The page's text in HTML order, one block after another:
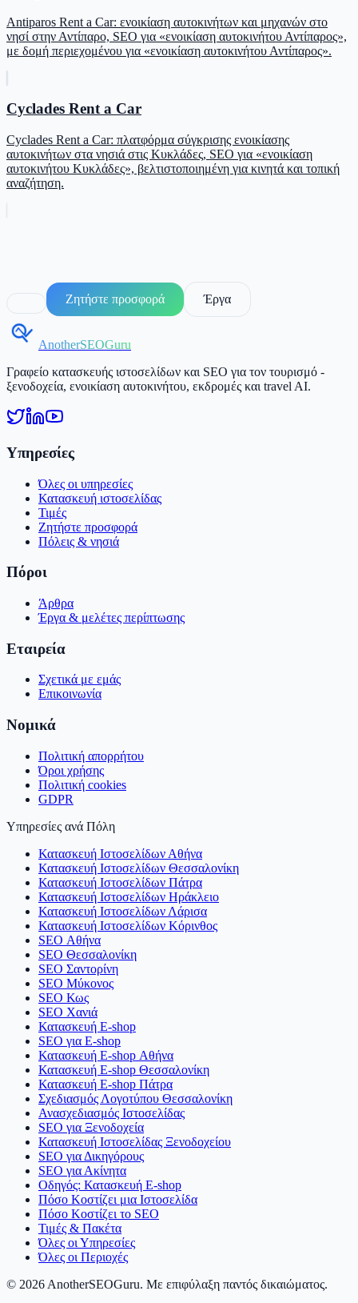
Antiparos Rent a Car: ενοικίαση αυτοκινήτων και μηχανών στο
νησί στην Αντίπαρο, SEO για «ενοικίαση αυτοκινήτου Αντίπαρος»,
με δομή περιεχομένου για «ενοικίαση αυτοκινήτου Αντίπαρος».
Cyclades Rent a Car
Cyclades Rent a Car: πλατφόρμα σύγκρισης ενοικίασης
αυτοκινήτων στα νησιά στις Κυκλάδες, SEO για «ενοικίαση
αυτοκινήτου Κυκλάδες», βελτιστοποιημένη για κινητά και τοπική
αναζήτηση.
Ζητήστε προσφορά Έργα
AnotherSEOGuru
Γραφείο κατασκευής ιστοσελίδων και SEO για τον τουρισμό -
ξενοδοχεία, ενοικίαση αυτοκινήτου, εκδρομές και travel AI.
Υπηρεσίες
Όλες οι υπηρεσίες
Κατασκευή ιστοσελίδας
Τιμές
Ζητήστε προσφορά
Πόλεις & νησιά
Πόροι
Άρθρα
Έργα & μελέτες περίπτωσης
Εταιρεία
Σχετικά με εμάς
Επικοινωνία
Νομικά
Πολιτική απορρήτου
Όροι χρήσης
Πολιτική cookies
GDPR
Υπηρεσίες ανά Πόλη
Κατασκευή Ιστοσελίδων Αθήνα
Κατασκευή Ιστοσελίδων Θεσσαλονίκη
Κατασκευή Ιστοσελίδων Πάτρα
Κατασκευή Ιστοσελίδων Ηράκλειο
Κατασκευή Ιστοσελίδων Λάρισα
Κατασκευή Ιστοσελίδων Κόρινθος
SEO Αθήνα
SEO Θεσσαλονίκη
SEO Σαντορίνη
SEO Μύκονος
SEO Κως
SEO Χανιά
Κατασκευή E-shop
SEO για E-shop
Κατασκευή E-shop Αθήνα
Κατασκευή E-shop Θεσσαλονίκη
Κατασκευή E-shop Πάτρα
Σχεδιασμός Λογοτύπου Θεσσαλονίκη
Ανασχεδιασμός Ιστοσελίδας
SEO για Ξενοδοχεία
Κατασκευή Ιστοσελίδας Ξενοδοχείου
SEO για Δικηγόρους
SEO για Ακίνητα
Οδηγός: Κατασκευή E-shop
Πόσο Κοστίζει μια Ιστοσελίδα
Πόσο Κοστίζει το SEO
Τιμές & Πακέτα
Όλες οι Υπηρεσίες
Όλες οι Περιοχές
© 2026 AnotherSEOGuru. Με επιφύλαξη παντός δικαιώματος.